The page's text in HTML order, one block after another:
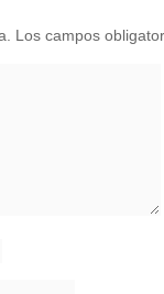
Los campos